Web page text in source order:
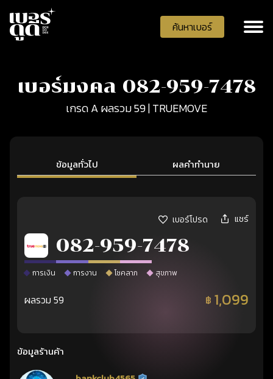
ค้นหาเบอร์
เบอร์มงคล 082-959-7478
เกรด A ผลรวม 59 | TRUEMOVE
ข้อมูลทั่วไป ผลคำทำนาย
เบอร์โปรด แชร์
082-959-7478
การเงิน การงาน โชคลาภ สุขภาพ
ผลรวม 59 ฿ 1,099
ข้อมูลร้านค้า